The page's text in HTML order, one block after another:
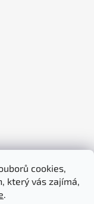
cookies,
který vás zajímá,
.